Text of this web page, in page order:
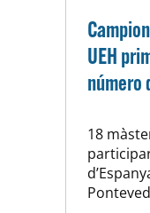
UEH
número
18